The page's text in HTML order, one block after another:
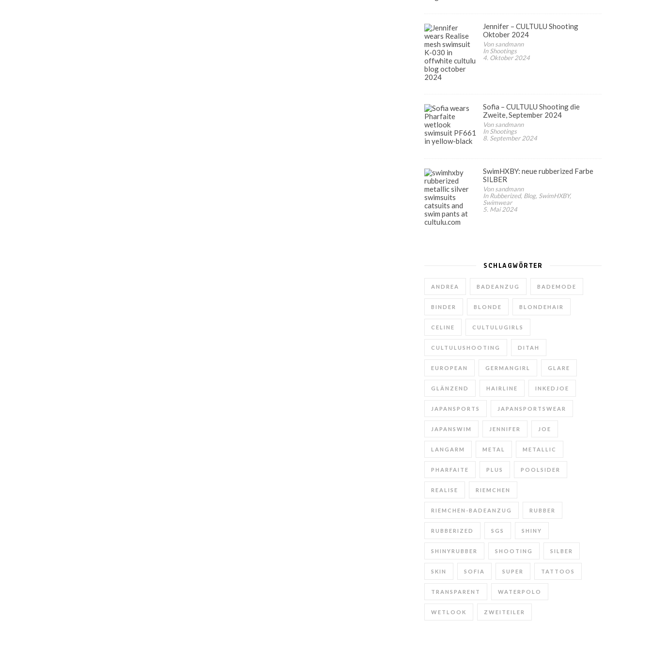
Jennifer – CULTULU Shooting
Oktober 2024
Von sandmann
In Shootings
4. Oktober 2024
Sofia – CULTULU Shooting die
Zweite, September 2024
Von sandmann
In Shootings
8. September 2024
SwimHXBY: neue rubberized Farbe
SILBER
Von sandmann
In Rubberized, Blog, SwimHXBY,
Swimwear
5. Mai 2024
SCHLAGWÖRTER
ANDREA BADEANZUG BADEMODE
BINDER BLONDE BLONDEHAIR
CELINE CULTULUGIRLS
CULTULUSHOOTING DITAH
EUROPEAN GERMANGIRL GLARE
GLÄNZEND HAIRLINE INKEDJOE
JAPANSPORTS JAPANSPORTSWEAR
JAPANSWIM JENNIFER JOE
LANGARM METAL METALLIC
PHARFAITE PLUS POOLSIDER
REALISE RIEMCHEN
RIEMCHEN-BADEANZUG RUBBER
RUBBERIZED SGS SHINY
SHINYRUBBER SHOOTING SILBER
SKIN SOFIA SUPER TATTOOS
TRANSPARENT WATERPOLO
WETLOOK ZWEITEILER